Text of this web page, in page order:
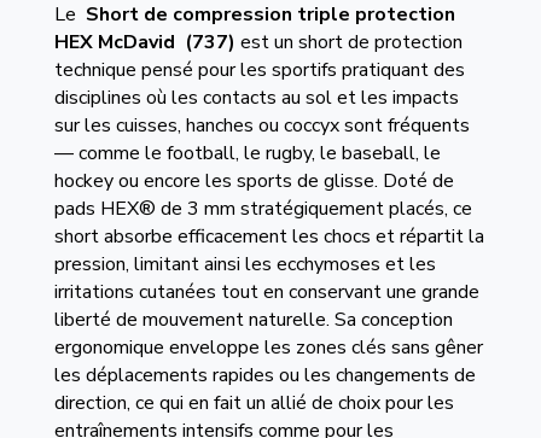
Le Short de compression triple protection
HEX McDavid (737) est un short de protection
technique pensé pour les sportifs pratiquant des
disciplines où les contacts au sol et les impacts
sur les cuisses, hanches ou coccyx sont fréquents
— comme le football, le rugby, le baseball, le
hockey ou encore les sports de glisse. Doté de
pads HEX® de 3 mm stratégiquement placés, ce
short absorbe efficacement les chocs et répartit la
pression, limitant ainsi les ecchymoses et les
irritations cutanées tout en conservant une grande
liberté de mouvement naturelle. Sa conception
ergonomique enveloppe les zones clés sans gêner
les déplacements rapides ou les changements de
direction, ce qui en fait un allié de choix pour les
entraînements intensifs comme pour les